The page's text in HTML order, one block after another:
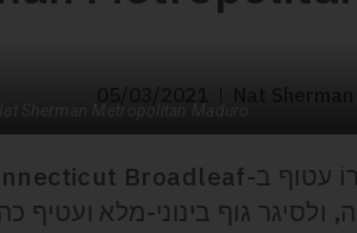
Nat Sherman Metropolitan Maduro
ולסיגר גוף בינוני-מלא ועטיף